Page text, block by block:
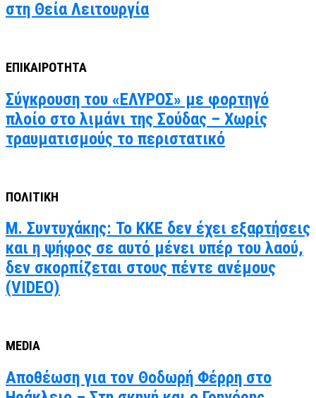
στη Θεία Λειτουργία
ΕΠΙΚΑΙΡΟΤΗΤΑ
Σύγκρουση του «ΕΛΥΡΟΣ» με φορτηγό
πλοίο στο λιμάνι της Σούδας – Χωρίς
τραυματισμούς το περιστατικό
ΠΟΛΙΤΙΚΗ
Μ. Συντυχάκης: Το ΚΚΕ δεν έχει εξαρτήσεις
και η ψήφος σε αυτό μένει υπέρ του λαού,
δεν σκορπίζεται στους πέντε ανέμους
(VIDEO)
MEDIA
Αποθέωση για τον Θοδωρή Φέρρη στο